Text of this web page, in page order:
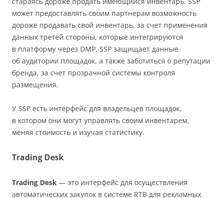
может предоставлять своим партнерам возможность
дороже продавать свой инвентарь, за счет применения
данных третей стороны, которые интегрируются
в платформу через DMP. SSP защищает данные
об аудитории площадок, а также заботиться о репутации
бренда, за счет прозрачной системы контроля
размещения.
У SSP есть интерфейс для владельцев площадок,
в котором они могут управлять своим инвентарем,
меняя стоимость и изучая статистику.
Trading Desk
Trading Desk — это интерфейс для осуществления
автоматических закупок в системе RTB для рекламных